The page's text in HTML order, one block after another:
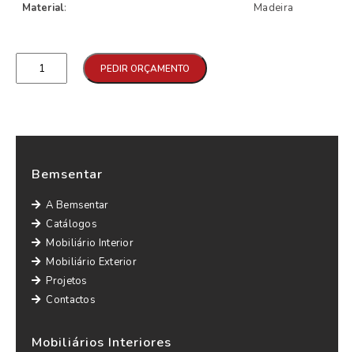
Material: Madeira
PEDIR ORÇAMENTO
Bemsentar
A Bemsentar
Catálogos
Mobiliário Interior
Mobiliário Exterior
Projetos
Contactos
Mobiliários Interiores